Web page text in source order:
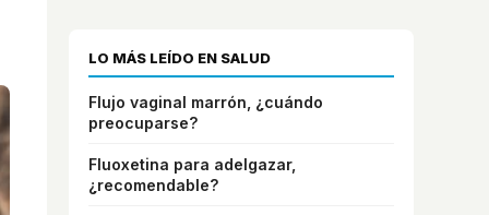
LO MÁS LEÍDO EN SALUD
Flujo vaginal marrón, ¿cuándo
preocuparse?
Fluoxetina para adelgazar,
¿recomendable?